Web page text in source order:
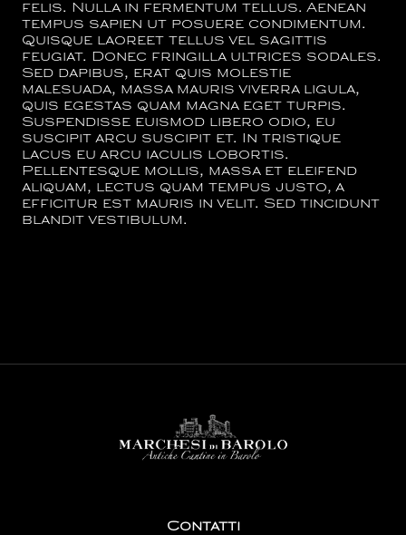
felis. Nulla in fermentum tellus. Aenean
tempus sapien ut posuere condimentum.
Quisque laoreet tellus vel sagittis
feugiat. Donec fringilla ultrices sodales.
Sed dapibus, erat quis molestie
malesuada, massa mauris viverra ligula,
quis egestas quam magna eget turpis.
Suspendisse euismod libero odio, eu
suscipit arcu suscipit et. In tristique
lacus eu arcu iaculis lobortis.
Pellentesque mollis, massa et eleifend
aliquam, lectus quam tempus justo, a
efficitur est mauris in velit. Sed tincidunt
blandit vestibulum.
Contatti